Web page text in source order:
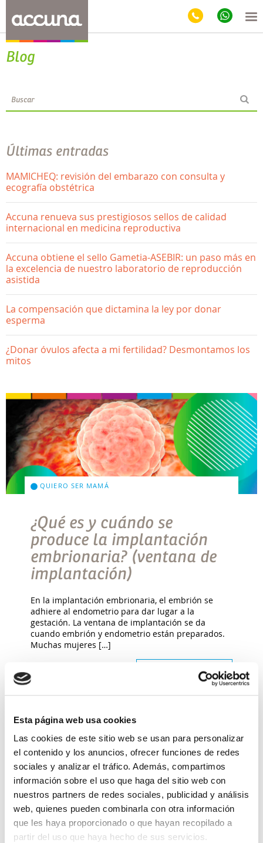
Esta página web usa cookies
Las cookies de este sitio web se usan para personalizar
el contenido y los anuncios, ofrecer funciones de redes
sociales y analizar el tráfico. Además, compartimos
información sobre el uso que haga del sitio web con
nuestros partners de redes sociales, publicidad y análisis
web, quienes pueden combinarla con otra información
que les haya proporcionado o que hayan recopilado a
partir del uso que haya hecho de sus servicios.
Blog
Últimas entradas
MAMICHEQ: revisión del embarazo con consulta y
ecografía obstétrica
Accuna renueva sus prestigiosos sellos de calidad
internacional en medicina reproductiva
Accuna obtiene el sello Gametia-ASEBIR: un paso más en
la excelencia de nuestro laboratorio de reproducción
asistida
La compensación que dictamina la ley por donar
esperma
¿Donar óvulos afecta a mi fertilidad? Desmontamos los
mitos
QUIERO SER MAMÁ
¿Qué es y cuándo se
produce la implantación
embrionaria? (ventana de
implantación)
En la implantación embrionaria, el embrión se
adhiere al endometrio para dar lugar a la
gestación. La ventana de implantación se da
cuando embrión y endometrio están preparados.
Muchas mujeres […]
QUIERO SER MAMÁ